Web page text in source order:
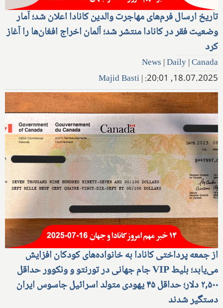
تاریخ ارسال فرم‌های مهاجرت والدین کانادا اعلان شد؛ آمار
وضعیت فقر در کانادا منتشر شد؛ آلمان اخراج افغان‌ها را آغاز
کرد
News |Daily|Canada
18.07.2025, 20:01:
|
Majid Basti
از جمعه پرداختی کانادا به خانواده‌های کودکان افزایش
می‌یابد؛ بلیط VIP جام جهانی در تورنتو و ونکوور حداقل
۲,۵۰۰ دلار؛ حداقل ۴۵ یهودی متولد اسرائیل جاسوس ایران
دستگیر شدند